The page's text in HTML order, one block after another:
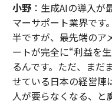
小野：生成AIの導入が
マーサポート業界です
半ですが、最先端のア
ートが完全に“利益を
るんです。ただ、まだ
せている日本の経営陣
人が要らなくなる、と